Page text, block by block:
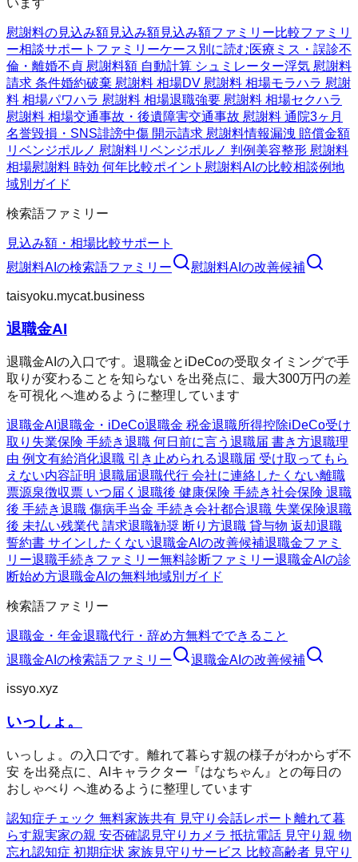
慰謝料の見込み額見込み額見込み額ファミリー比較ファミリ
ー相談サポートファミリーケース別に読む医療ミス・誤診不
倫・離婚不貞 慰謝料額 自動計算 シュミレーター浮気 慰謝料
請求 条件婚約破棄 慰謝料 相場DV 慰謝料 相場モラハラ 慰謝
料 相場パワハラ 慰謝料 相場退職強要 慰謝料 相場セクハラ
慰謝料 相場交通事故・後遺障害交通事故 慰謝料 通院3ヶ月
名誉毀損・SNS誹謗中傷 開示請求 慰謝料情報漏洩 賠償金額
リベンジポルノ 慰謝料リベンジポルノ 判例 美容整形 慰謝料
相場慰謝料 時効 何年比較ポイント 慰謝料AIの比較相談例地
域別ガイド
検索語ファミリー
見込み額・相場比較サポート
慰謝料AI の検索語ファミリー 慰謝料AI の改善候補
taisyoku.mycat.business
退職金AI
退職金AIの入口です。退職金とiDeCoの受取タイミングで手
取りが変わることを知らない を出発点に、最大300万円の差
を可視化 へ進めるように整理しています
退職金AI 退職金・iDeCo退職金 税金退職所得控除iDeCo受け
取り 失業保険 手続き退職 何日前に言う 退職届 書き方退職理
由 例文有給消化退職 引き止められる退職届 受け取ってもら
えない内容証明 退職届退職代行 会社に連絡したくない離職
票源泉徴収票 いつ届く 退職後 健康保険 手続き社会保険 退職
後 手続き退職 傷病手当金 手続き会社都合退職 失業保険退職
後 未払い残業代 請求退職勧奨 断り方退職 貸与物 返却退職
誓約書 サインしたくない退職金AIの改善候補退職金ファミ
リー退職手続きファミリー無料診断ファミリー退職金AIの診
断始め方退職金AIの無料地域別ガイド
検索語ファミリー
退職金・年金退職代行・辞め方無料でできること
退職金AI の検索語ファミリー 退職金AI の改善候補
issyo.xyz
いっしょ。
いっしょ。の入口です。離れて暮らす親の様子がわからず不
安 を出発点に、AIキャラクター『はなちゃん』との毎日の
おしゃべり へ進めるように整理しています
認知症チェック 無料家族共有 見守り 会話レポート 離れて暮
らす親実家の親 安否確認見守りカメラ 抵抗電話 見守り 親 物
忘れ認知症 初期症状 家族見守りサービス 比較高齢者 見守り